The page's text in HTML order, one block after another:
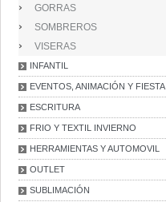
GORRAS
SOMBREROS
VISERAS
INFANTIL
EVENTOS, ANIMACIÓN Y FIESTA
ESCRITURA
FRIO Y TEXTIL INVIERNO
HERRAMIENTAS Y AUTOMOVIL
OUTLET
SUBLIMACIÓN